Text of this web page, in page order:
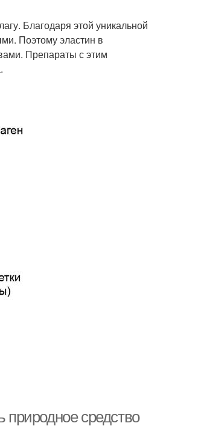
Благодаря этой уникальной
Поэтому эластин в
Препараты с этим
природное средство